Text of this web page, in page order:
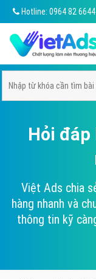
Hotline: 0964 82 6644
Hỏi
Việt Ads chia
hàng nhanh và
thông tin kỹ